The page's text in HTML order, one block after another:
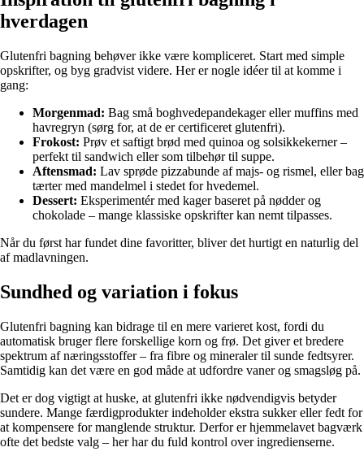
hverdagen
Glutenfri bagning behøver ikke være kompliceret. Start med simple
opskrifter, og byg gradvist videre. Her er nogle idéer til at komme i
gang:
Morgenmad: Bag små boghvedepandekager eller muffins med
havregryn (sørg for, at de er certificeret glutenfri).
Frokost: Prøv et saftigt brød med quinoa og solsikkekerner –
perfekt til sandwich eller som tilbehør til suppe.
Aftensmad: Lav sprøde pizzabunde af majs- og rismel, eller bag
tærter med mandelmel i stedet for hvedemel.
Dessert: Eksperimentér med kager baseret på nødder og
chokolade – mange klassiske opskrifter kan nemt tilpasses.
Når du først har fundet dine favoritter, bliver det hurtigt en naturlig del
af madlavningen.
Sundhed og variation i fokus
Glutenfri bagning kan bidrage til en mere varieret kost, fordi du
automatisk bruger flere forskellige korn og frø. Det giver et bredere
spektrum af næringsstoffer – fra fibre og mineraler til sunde fedtsyrer.
Samtidig kan det være en god måde at udfordre vaner og smagsløg på.
Det er dog vigtigt at huske, at glutenfri ikke nødvendigvis betyder
sundere. Mange færdigprodukter indeholder ekstra sukker eller fedt for
at kompensere for manglende struktur. Derfor er hjemmelavet bagværk
ofte det bedste valg – her har du fuld kontrol over ingredienserne.